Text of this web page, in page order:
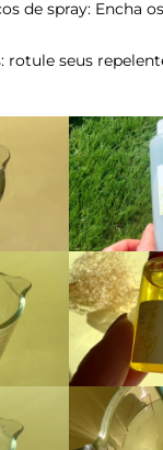
de spray: Encha
rotule seus